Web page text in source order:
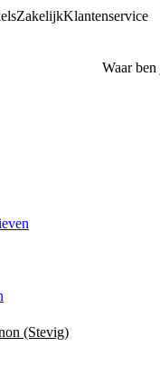
ZakelijkKlantenservice
(Stevig)